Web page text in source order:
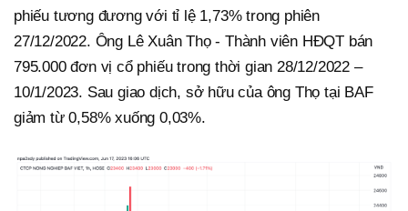
phiếu tương đương với tỉ lệ 1,73% trong phiên
27/12/2022. Ông Lê Xuân Thọ - Thành viên HĐQT bán
795.000 đơn vị cổ phiếu trong thời gian 28/12/2022 –
10/1/2023. Sau giao dịch, sở hữu của ông Thọ tại BAF
giảm từ 0,58% xuống 0,03%.